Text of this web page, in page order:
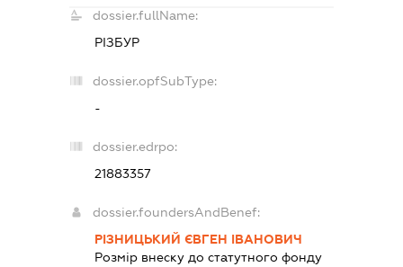
dossier.fullName:
РІЗБУР
dossier.opfSubType:
-
dossier.edrpo:
21883357
dossier.foundersAndBenef:
РІЗНИЦЬКИЙ ЄВГЕН ІВАНОВИЧ
Розмір внеску до статутного фонду